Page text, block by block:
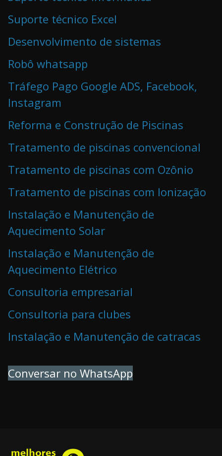
Suporte técnico Excel
Desenvolvimento de sistemas
Robô whatsapp
Tráfego Pago Google ADS, Facebook,
Instagram
Reforma e Construção de Piscinas
Tratamento de piscinas convencional
Tratamento de piscinas com Ozônio
Tratamento de piscinas com Ionização
Instalação e Manutenção de
Aquecimento Solar
Instalação e Manutenção de
Aquecimento Elétrico
Consultoria empresarial
Consultoria para clubes
Instalação e Manutenção de catracas
Conversar no WhatsApp